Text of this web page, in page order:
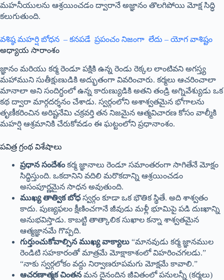
మహనీయులను ఆశ్రయించడం ద్వారానే అజ్ఞానం తొలగిపోయి మోక్ష సిద్ధి
కలుగుతుంది.
వశిష్ఠ మహర్షి బోధన – కనపడే ప్రపంచం నిజంగా లేదు – యోగ వాశిష్టం
అధ్యాయ సారాంశం
జ్ఞానం మరియు కర్మ రెండూ పక్షికి ఉన్న రెండు రెక్కల లాంటివని అగస్త్య
మహాముని సుతీక్షుణుడికి అద్భుతంగా వివరించారు. కర్మలు ఆచరించాలా
మానాలా అని సందిగ్ధంలో ఉన్న కారుణ్యుడికి అతని తండ్రి అగ్నివేశ్యుడు ఒక
కథ ద్వారా మార్గదర్శనం చేశాడు. స్వర్గంలోని అశాశ్వతమైన భోగాలను
తృణీకరించిన అరిష్టనేమి చక్రవర్తి తన నిజమైన ఆత్మవిచారణ కోసం వాల్మీకి
మహర్షి ఆశ్రమానికి చేరుకోవడం ఈ ఘట్టంలోని ప్రధానాంశం.
పవిత్ర గ్రంథ విశేషాలు
ప్రధాన సందేశంకర్మ జ్ఞానాలు రెండూ సమాంతరంగా సాగితేనే మోక్షం
సిద్ధిస్తుంది. ఒకదానిని వదిలి మరొకదాన్ని ఆశ్రయించడం
అసంపూర్ణమైన సాధన అవుతుంది.
ముఖ్య తాత్విక బోధస్వర్గం కూడా ఒక భౌతిక స్థితే. అది శాశ్వతం
కాదు. పుణ్యఫలం క్షీణించగానే జీవుడు మళ్లీ భూమిపై పడి దుఃఖాన్ని
అనుభవిస్తాడు. కాబట్టి తాత్కాలిక సుఖాల కన్నా శాశ్వతమైన
ఆత్మజ్ఞానమే గొప్పది.
గుర్తుంచుకోవాల్సిన ముఖ్య వాక్యాలు “మానవుడు కర్మ జ్ఞానముల
రెండిటి సహకారంతో మాత్రమే మోక్షాకాశంలో విహరించగలడు.”
“నాకు స్వర్గలోకం వద్దు నిర్వాణరూపమగు మోక్షమే కావాలి.”
ఆచరణాత్మక చింతనమన దైనందిన జీవితంలో పనులన్నీ (కర్మలు)